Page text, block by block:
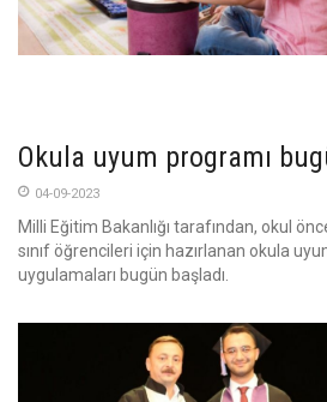
Okula uyum programı
04-09-2023
Milli Eğitim Bakanlığı tarafından, okul
sınıf öğrencileri için hazırlanan okula
uygulamaları bugün başladı.